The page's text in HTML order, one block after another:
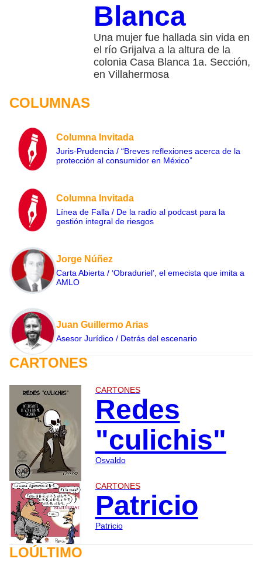
Blanca
Una mujer fue hallada sin vida en
el río Grijalva a la altura de la
colonia Casa Blanca 1a. Sección,
en Villahermosa
COLUMNAS
Columna Invitada
Juris-Prudencia / “Breves reflexiones acerca de la
protección al consumidor en México”
Columna Invitada
Línea de Falla / De la radio al podcast para la
gestión integral de riesgos
Jorge Núñez
Carta Abierta / ‘Obraduriel’, el emecista que imita a
AMLO
Juan Guillermo Arias
Asesor Jurídico / Detrás del escenario
CARTONES
CARTONES
Redes
"culichis"
Osvaldo
CARTONES
Patricio
Patricio
LOÚLTIMO